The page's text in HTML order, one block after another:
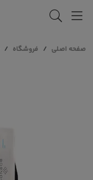
صفحه اصلی فروشگاه